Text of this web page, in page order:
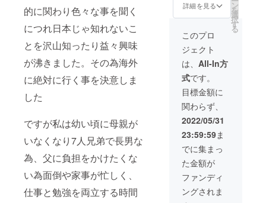
的に関わり色々な事を聞く
につれ日本じゃ知れないこ
とを沢山知ったり益々興味
が沸きました。その為海外
に絶対に行く事を決意しま
した
ですが私は幼い頃に母親が
いなくなり7人兄弟で長男な
為、父に負担をかけたくな
い為面倒や家事が忙しく、
仕事と勉強を両立する時間
ど、送
りま
す！ 夢
を掴む
まで絶
対に負
けませ
ん 心か
ら応援
して頂
いたら
光栄で
す！ あ
りがと
うござ
いまし
た！
詳細を見る ン
を
選
択
す
る
このプロ
ジェクト
は、 All-In方
式です。
目標金額に
関わらず、
2022/05/31
23:59:59ま
でに集まっ
た金額が
ファンディ
ングされま